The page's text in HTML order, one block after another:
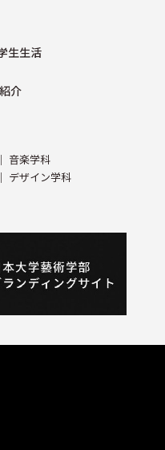
⽣⽣活
介
⾳楽学科
デザイン学科